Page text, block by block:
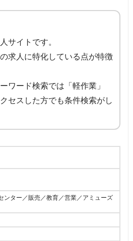
サイトです。
求人に特化している点が特徴
ワード検索では「軽作業」
セスした方でも条件検索がし
ンター／販売／教育／営業／アミューズ